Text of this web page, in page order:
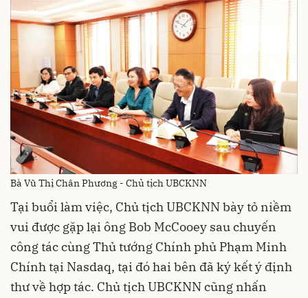
Bà Vũ Thị Chân Phương - Chủ tịch UBCKNN
Tại buổi làm việc, Chủ tịch UBCKNN bày tỏ niềm
vui được gặp lại ông Bob McCooey sau chuyến
công tác cùng Thủ tướng Chính phủ Phạm Minh
Chính tại Nasdaq, tại đó hai bên đã ký kết ý định
thư về hợp tác. Chủ tịch UBCKNN cũng nhấn